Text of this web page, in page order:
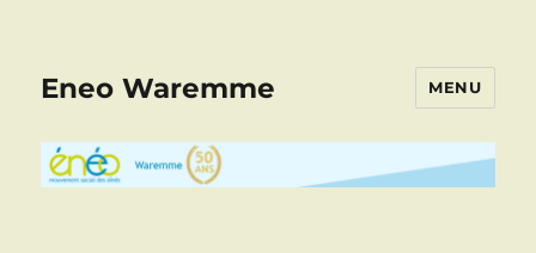
Eneo Waremme MENU